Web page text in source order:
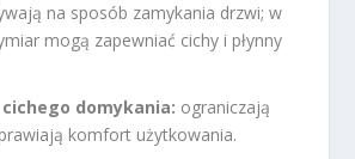
na sposób zamykania drzwi; w
mogą zapewniać cichy i płynny
domykania: ograniczają
komfort użytkowania.